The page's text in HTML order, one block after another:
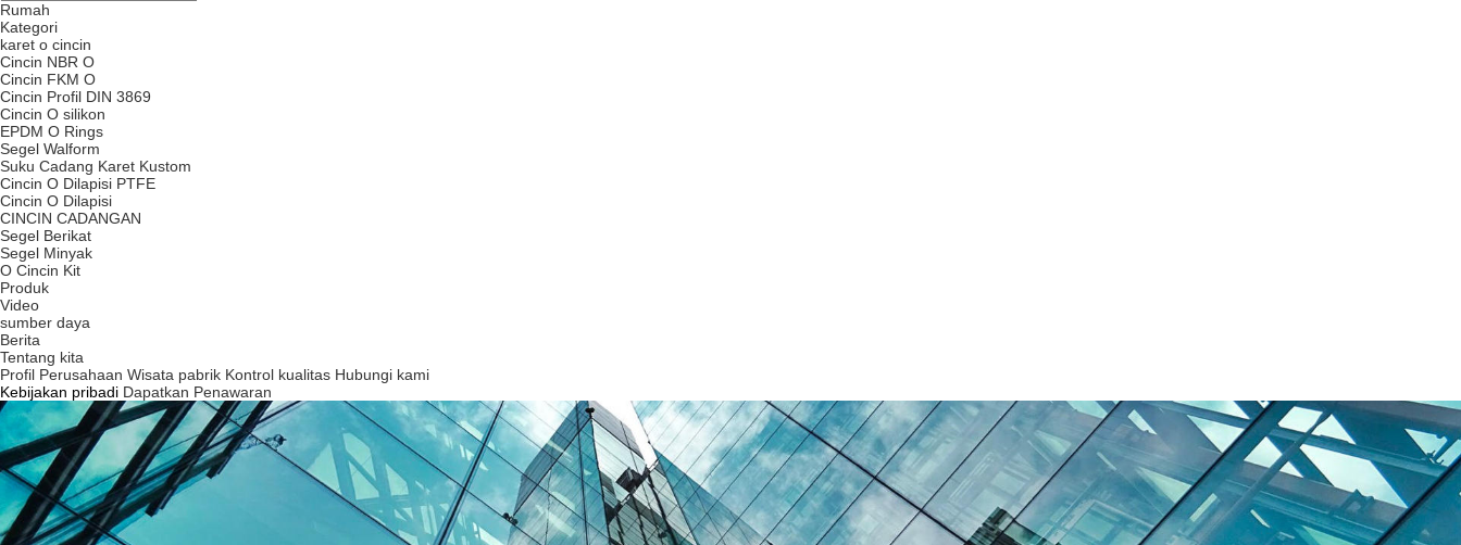
Rumah
Kategori
karet o cincin
Cincin NBR O
Cincin FKM O
Cincin Profil DIN 3869
Cincin O silikon
EPDM O Rings
Segel Walform
Suku Cadang Karet Kustom
Cincin O Dilapisi PTFE
Cincin O Dilapisi
CINCIN CADANGAN
Segel Berikat
Segel Minyak
O Cincin Kit
Produk
Video
sumber daya
Berita
Tentang kita
Profil Perusahaan Wisata pabrik Kontrol kualitas Hubungi kami
Kebijakan pribadi Dapatkan Penawaran